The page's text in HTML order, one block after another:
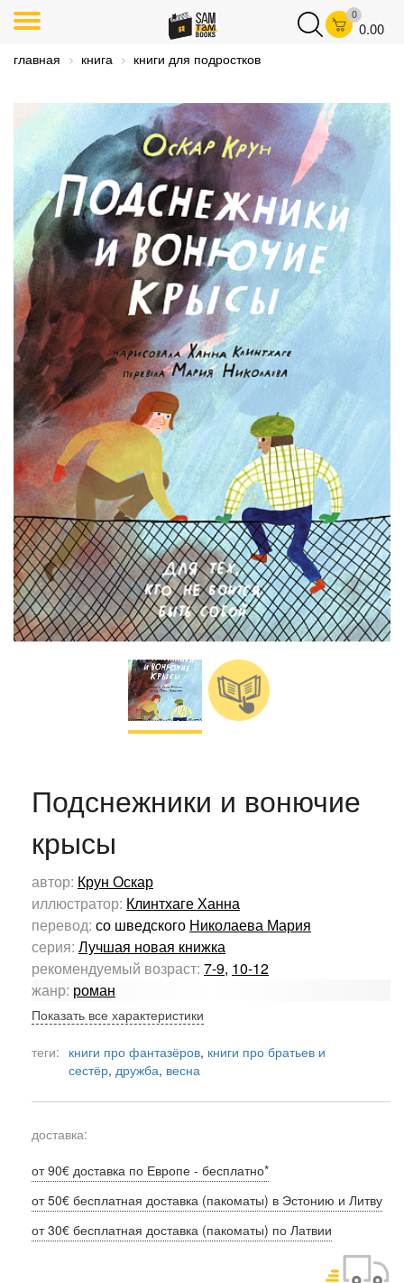
0
0.00
главная книга книги для подростков
Подснежники и вонючие
крысы
автор: Крун Оскар
иллюстратор: Клинтхаге Ханна
перевод: со шведского Николаева Мария
серия: Лучшая новая книжка
рекомендуемый возраст: 7-9, 10-12
жанр: роман
Показать все характеристики
теги: книги про фантазёров, книги про братьев и
сестёр, дружба, весна
доставка:
от 90€ доставка по Европе - бесплатно*
от 50€ бесплатная доставка (пакоматы) в Эстонию и Литву
от 30€ бесплатная доставка (пакоматы) по Латвии